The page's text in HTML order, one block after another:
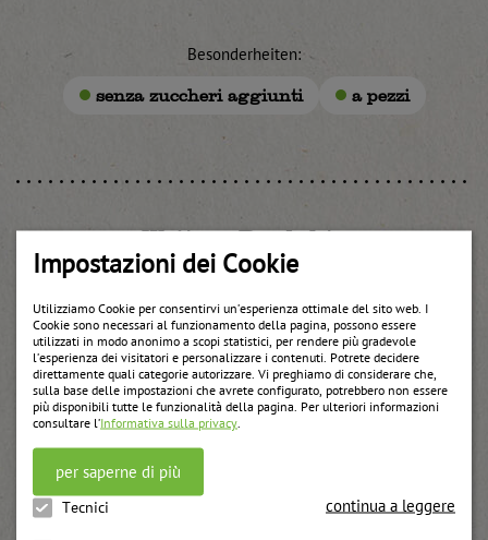
Impostazioni dei Cookie
Utilizziamo Cookie per consentirvi un’esperienza ottimale del sito web. I
Cookie sono necessari al funzionamento della pagina, possono essere
utilizzati in modo anonimo a scopi statistici, per rendere più gradevole
l’esperienza dei visitatori e personalizzare i contenuti. Potrete decidere
direttamente quali categorie autorizzare. Vi preghiamo di considerare che,
sulla base delle impostazioni che avrete configurato, potrebbero non essere
più disponibili tutte le funzionalità della pagina. Per ulteriori informazioni
consultare l’Informativa sulla privacy
per saperne di più
Tecnici continua a leggere
Besonderheiten:
senza zuccheri aggiunti a pezzi
Weitere Produkte